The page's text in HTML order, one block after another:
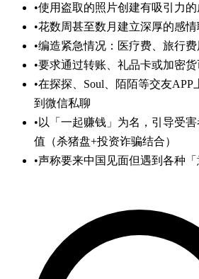
•使用盗取的照片创建有吸引力
•花数周甚至数月建立深厚的感情
•编造紧急情况：医疗费、旅行
•要求通过转账、礼品卡或加密货
•在探探、Soul、陌陌等交友APP
到微信私聊
• 以「一起赚钱」为名，引导受
值（杀猪盘+投资诈骗结合）
•声称要来中国见面但遇到各种